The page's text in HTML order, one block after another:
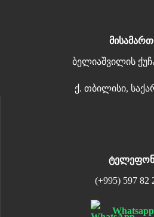
ბელიაშვილის
ქ. თბილისი,
(+995) 597 82